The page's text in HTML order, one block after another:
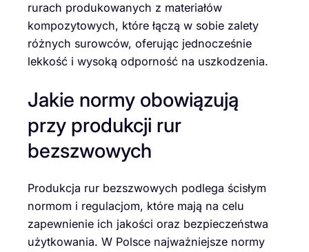
rurach produkowanych z materiałów
kompozytowych, które łączą w sobie zalety
różnych surowców, oferując jednocześnie
lekkość i wysoką odporność na uszkodzenia.
Jakie normy obowiązują
przy produkcji rur
bezszwowych
Produkcja rur bezszwowych podlega ścisłym
normom i regulacjom, które mają na celu
zapewnienie ich jakości oraz bezpieczeństwa
użytkowania. W Polsce najważniejsze normy